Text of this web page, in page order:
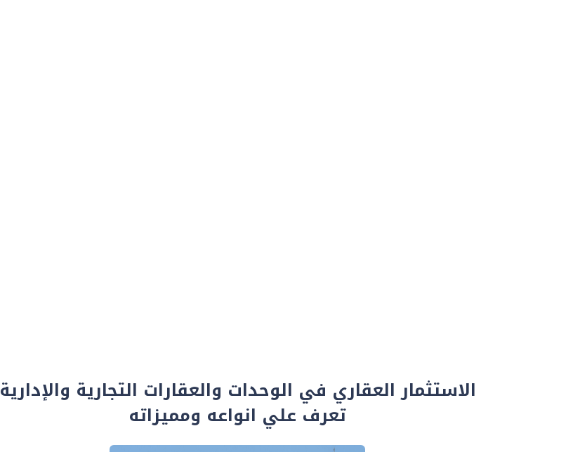
الاستثمار العقاري في الوحدات والعقارات التجارية والإدارية
تعرف علي انواعه ومميزاته